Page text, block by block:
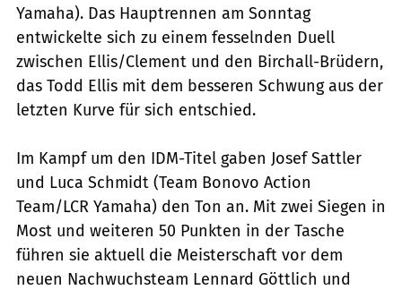
Yamaha). Das Hauptrennen am Sonntag
entwickelte sich zu einem fesselnden Duell
zwischen Ellis/Clement und den Birchall-Brüdern,
das Todd Ellis mit dem besseren Schwung aus der
letzten Kurve für sich entschied.
Im Kampf um den IDM-Titel gaben Josef Sattler
und Luca Schmidt (Team Bonovo Action
Team/LCR Yamaha) den Ton an. Mit zwei Siegen in
Most und weiteren 50 Punkten in der Tasche
führen sie aktuell die Meisterschaft vor dem
neuen Nachwuchsteam Lennard Göttlich und